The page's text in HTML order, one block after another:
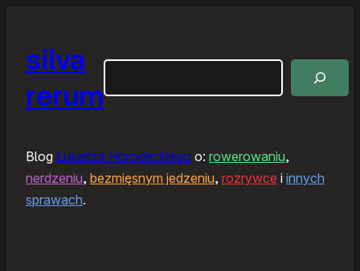
silva
rerum
Blog Łukasza Horodeckiego o: rowerowaniu,
nerdzeniu, bezmięsnym jedzeniu, rozrywce i innych
sprawach.